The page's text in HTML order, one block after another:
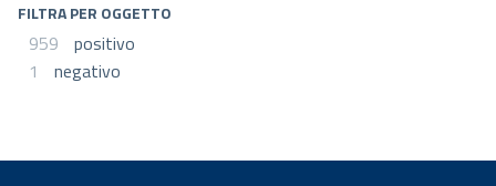
FILTRA PER OGGETTO
959
positivo
1
negativo